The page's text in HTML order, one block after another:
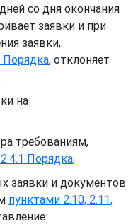
со дня окончания
заявки и при
заявки,
Порядка, отклоняет
на
требованиям,
Порядка;
заявки и документов
пунктами 2.10, 2.11,